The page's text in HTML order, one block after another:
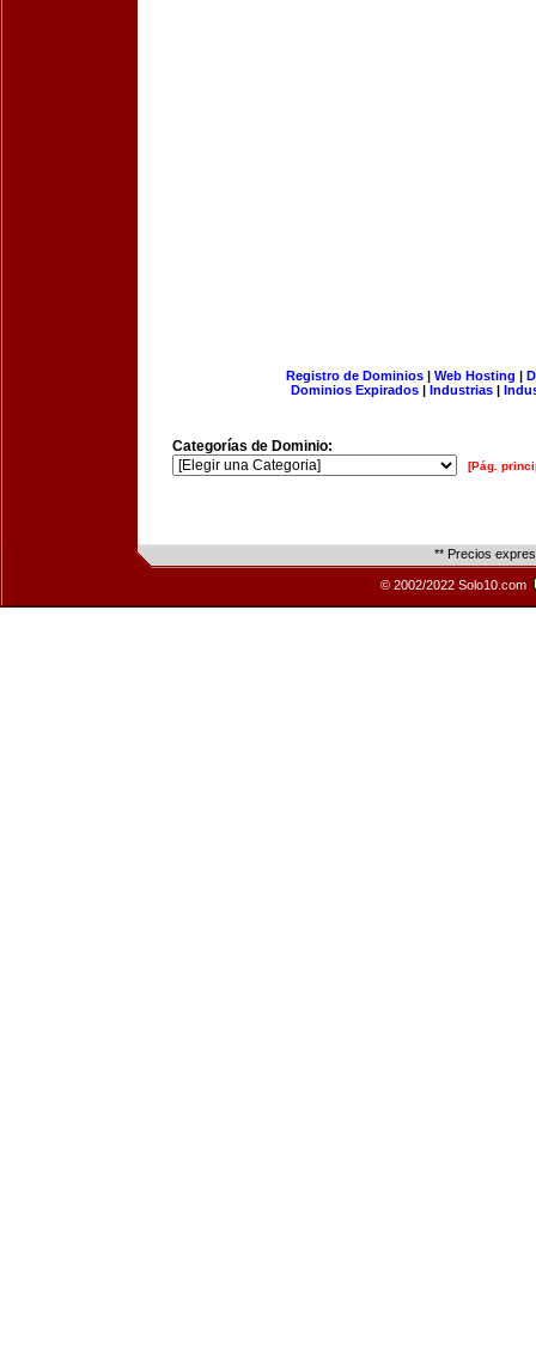
Registro de Dominios| Web Hosting |
Dominios Expirados | Industrias |
Categorías de Dominio:
[Pág.
** Precios
© 2002/2022 Solo10.com